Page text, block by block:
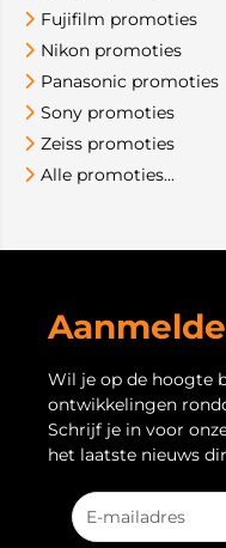
Fujifilm promoties
Nikon promoties
Panasonic promoties
Sony promoties
Zeiss promoties
Alle promoties...
Wil je op de hoogte
ontwikkelingen
Schrijf je in voor
het laatste nieuws